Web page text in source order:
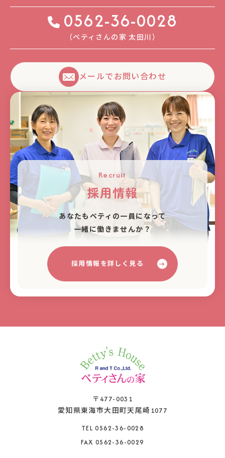
0562-36-0028
（ベティさんの家 太⽥川）
メールでお問い合わせ
Recruit
採用情報
あなたもベティの⼀員になって
⼀緒に働きませんか？
採用情報を詳しく見る
〒477-0031
愛知県東海市大田町天尾崎1077
TEL 0562-36-0028
FAX 0562-36-0029